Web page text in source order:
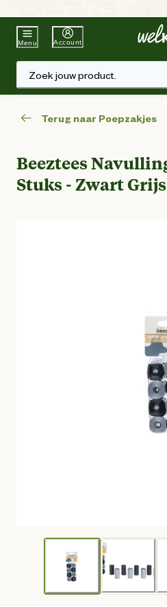
Beste
Menu Account
Zoek jouw product.
Terug naar Poepzakjes
Beeztees
Stuks - Zwart Grijs